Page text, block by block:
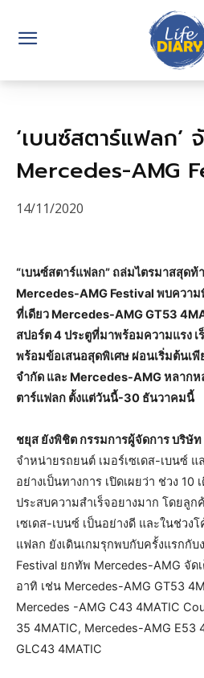
‘เบนซ์สตาร์แฟลก’
Mercedes-AMG
14/11/2020
“เบนซ์สตาร์แฟลก” ถล่มไตรมาสสุดท้
Mercedes-AMG Festival พบควา
ที่เดียว Mercedes-AMG GT53
สปอร์ต 4 ประตูที่มาพร้อมความแรง เ
พร้อมข้อเสนอสุดพิเศษ ผ่อนเริ่มต้นเ
จำกัด และ Mercedes-AMG หลาก
ตาร์แฟลก ตั้งแต่วันนี้-30 ธันวาคมนี้
ชยุส ยังพิชิต กรรมการผู้จัดการ บริษั
จำหน่ายรถยนต์ เมอร์เซเดส-เบนซ์ แ
อย่างเป็นทางการ เปิดเผยว่า ช่วง
ประสบความสำเร็จอยางมาก โดยลู
เซเดส-เบนซ์ เป็นอย่างดี และในช่วง
แฟลก ยังเดินเกมรุกพบกับครั้งแรกกับ
Festival ยกทัพ Mercedes-AMG จั
อาทิ เช่น Mercedes-AMG GT53
Mercedes -AMG C43 4MATIC
35 4MATIC, Mercedes-AMG E53
GLC43 4MATIC